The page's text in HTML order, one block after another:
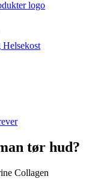
tør hud?